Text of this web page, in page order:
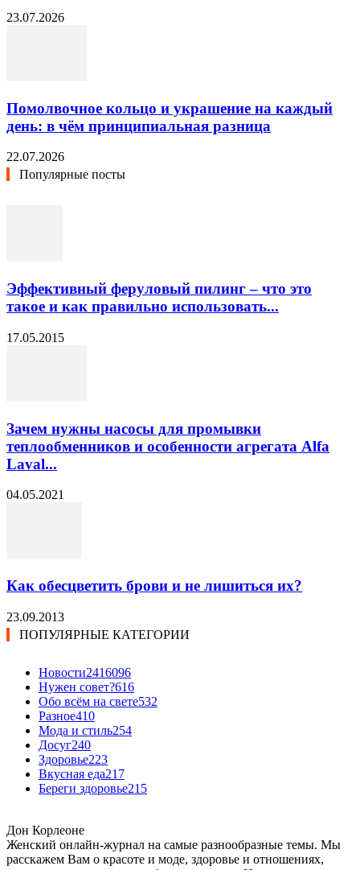
23.07.2026
Помолвочное кольцо и украшение на каждый
день: в чём принципиальная разница
22.07.2026
Популярные посты
Эффективный феруловый пилинг – что это
такое и как правильно использовать...
17.05.2015
Зачем нужны насосы для промывки
теплообменников и особенности агрегата Alfa
Laval...
04.05.2021
Как обесцветить брови и не лишиться их?
23.09.2013
ПОПУЛЯРНЫЕ КАТЕГОРИИ
Новости2416096
Нужен совет?616
Обо всём на свете532
Разное410
Мода и стиль254
Досуг240
Здоровье223
Вкусная еда217
Береги здоровье215
Дон Корлеоне
Женский онлайн-журнал на самые разнообразные темы. Мы
расскажем Вам о красоте и моде, здоровье и отношениях,